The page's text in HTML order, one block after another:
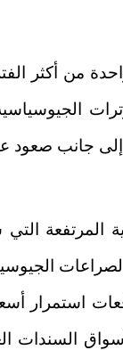
من أكثر
جانب صعود
المرتفعة
استمرار
السندات